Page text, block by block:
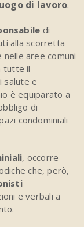
di lavoro.
di
alla scorretta
aree comuni
tutte il
salute e
è equiparato a
di
condominiali
, occorre
che, però,
e verbali a